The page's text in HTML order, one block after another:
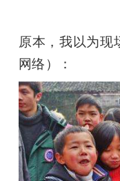
课
活
动
原本，我以为现
网络）：